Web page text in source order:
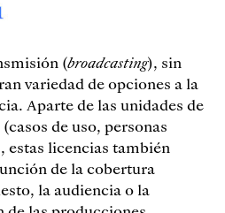
(broadcasting), sin
variedad de opciones a la
Aparte de las unidades de
de uso, personas
estas licencias también
de la cobertura
la audiencia o la